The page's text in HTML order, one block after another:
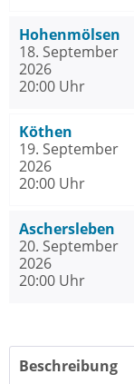
Hohenmölsen
18. September
2026
20:00 Uhr
Köthen
19. September
2026
20:00 Uhr
Aschersleben
20. September
2026
20:00 Uhr
Beschreibung